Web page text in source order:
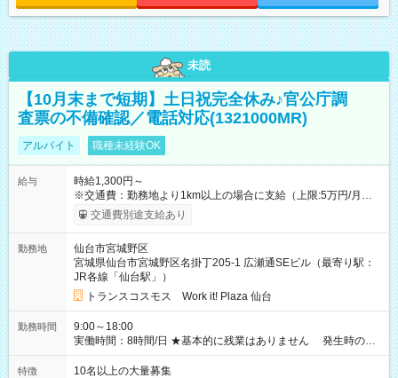
未読
【10月末まで短期】土日祝完全休み♪官公庁調
査票の不備確認／電話対応(1321000MR)
アルバイト 職種未経験OK
給与
時給1,300円～
※交通費：勤務地より1km以上の場合に支給（上限:5万円/月・
2,500円/日） ※残業代：残業発生時は1分単位で支給 ※研修中の
給与変動なし ＜ 収入例 ＞ ■週5日勤務の場合… 月収22万8,800
4日勤務の場合… 月収16万6,400円以上可能 ※交通費別途支給
（時給1,300円×8時間×16日） 【試用期間】試用期間なし
交通費別途支給あり
勤務地
仙台市宮城野区
宮城県仙台市宮城野区名掛丁205-1 広瀬通SEビル（最寄り駅：
JR各線「仙台駅」）
トランスコスモス Work it! Plaza 仙台
勤務時間
9:00～18:00
実働時間：8時間/日 ★基本的に残業はありません 発生時の残
業代は1分単位で支給いたします
特徴 10名以上の大量募集